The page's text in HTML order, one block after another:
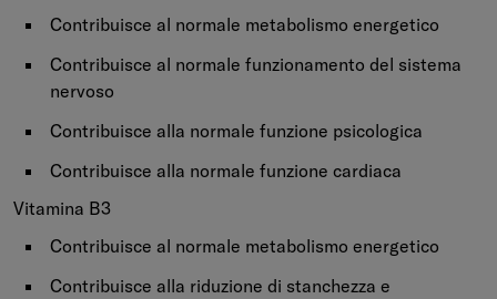
Contribuisce al normale metabolismo energetico
Contribuisce al normale funzionamento del sistema
nervoso
Contribuisce alla normale funzione psicologica
Contribuisce alla normale funzione cardiaca
Vitamina B3
Contribuisce al normale metabolismo energetico
Contribuisce alla riduzione di stanchezza e